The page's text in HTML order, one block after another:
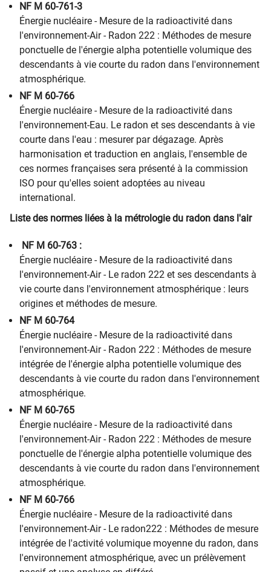
NF M 60-761-3
Énergie nucléaire - Mesure de la radioactivité dans
l'environnement-Air - Radon 222 : Méthodes de mesure
ponctuelle de l'énergie alpha potentielle volumique des
descendants à vie courte du radon dans l'environnement
atmosphérique.
NF M 60-766
Énergie nucléaire - Mesure de la radioactivité dans
l'environnement-Eau. Le radon et ses descendants à vie
courte dans l'eau : mesurer par dégazage. Après
harmonisation et traduction en anglais, l'ensemble de
ces normes françaises sera présenté à la commission
ISO pour qu'elles soient adoptées au niveau
international.
Liste des normes liées à la métrologie du radon dans l'air
NF M 60-763 :
Énergie nucléaire - Mesure de la radioactivité dans
l'environnement-Air - Le radon 222 et ses descendants à
vie courte dans l'environnement atmosphérique : leurs
origines et méthodes de mesure.
NF M 60-764
Énergie nucléaire - Mesure de la radioactivité dans
l'environnement-Air - Radon 222 : Méthodes de mesure
intégrée de l'énergie alpha potentielle volumique des
descendants à vie courte du radon dans l'environnement
atmosphérique.
NF M 60-765
Énergie nucléaire - Mesure de la radioactivité dans
l'environnement-Air - Radon 222 : Méthodes de mesure
ponctuelle de l'énergie alpha potentielle volumique des
descendants à vie courte du radon dans l'environnement
atmosphérique.
NF M 60-766
Énergie nucléaire - Mesure de la radioactivité dans
l'environnement-Air - Le radon222 : Méthodes de mesure
intégrée de l'activité volumique moyenne du radon, dans
l'environnement atmosphérique, avec un prélèvement